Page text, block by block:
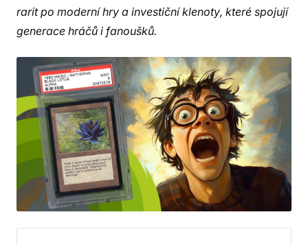
rarit po moderní hry a investiční klenoty, které spojují
generace hráčů i fanoušků.